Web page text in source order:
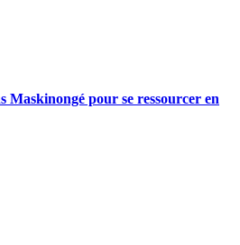
Maskinongé pour se ressourcer en